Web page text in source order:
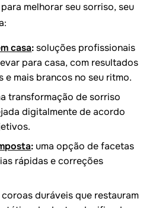
melhorar seu sorriso, seu
casa:soluções profissionais
para casa, com resultados
e mais brancos no seu ritmo.
transformação de sorriso
digitalmente de acordo
: uma opção de facetas
rápidas e correções
coroas duráveis que restauram